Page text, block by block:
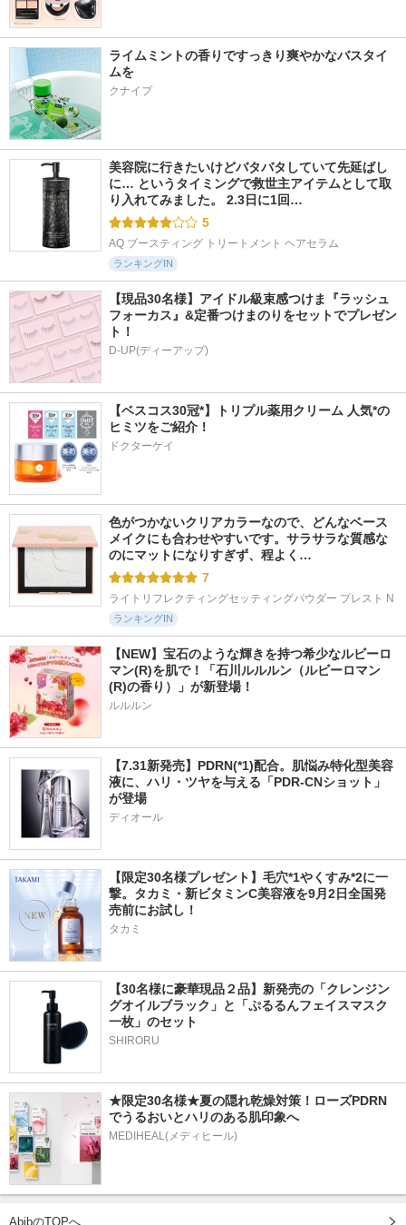
ライムミントの香りですっきり爽やかなバスタイ
ムを
クナイプ
美容院に行きたいけどバタバタしていて先延ばし
に… というタイミングで救世主アイテムとして取
り入れてみました。 2.3日に1回…
5
AQ ブースティング トリートメント ヘアセラム
ランキングIN
【現品30名様】アイドル級束感つけま『ラッシュ
フォーカス』&定番つけまのりをセットでプレゼン
ト！
D-UP(ディーアップ)
【ベスコス30冠*】トリプル薬用クリーム 人気*の
ヒミツをご紹介！
ドクターケイ
色がつかないクリアカラーなので、どんなベース
メイクにも合わせやすいです。サラサラな質感な
のにマットになりすぎず、程よく…
7
ライトリフレクティングセッティングパウダー プレスト N
ランキングIN
【NEW】宝石のような輝きを持つ希少なルビーロ
マン(R)を肌で！「石川ルルルン（ルビーロマン
(R)の香り）」が新登場！
ルルルン
【7.31新発売】PDRN(*1)配合。肌悩み特化型美容
液に、ハリ・ツヤを与える「PDR-CNショット」
が登場
ディオール
【限定30名様プレゼント】毛穴*1やくすみ*2に一
撃。タカミ・新ビタミンC美容液を9月2日全国発
売前にお試し！
タカミ
【30名様に豪華現品２品】新発売の「クレンジン
グオイルブラック」と「ぷるるんフェイスマスク
一枚」のセット
SHIRORU
★限定30名様★夏の隠れ乾燥対策！ローズPDRN
でうるおいとハリのある肌印象へ
MEDIHEAL(メディヒール)
AbibのTOPへ